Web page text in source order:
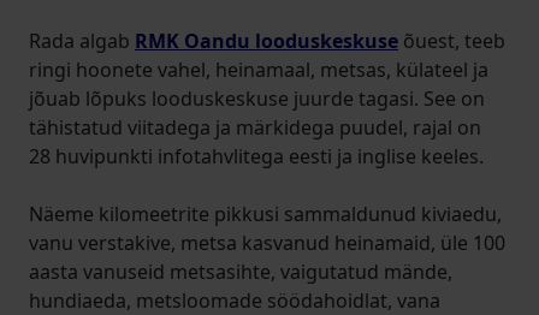
Rada algab RMK Oandu looduskeskuse õuest, teeb
ringi hoonete vahel, heinamaal, metsas, külateel ja
jõuab lõpuks looduskeskuse juurde tagasi. See on
tähistatud viitadega ja märkidega puudel, rajal on
28 huvipunkti infotahvlitega eesti ja inglise keeles.
Näeme kilomeetrite pikkusi sammaldunud kiviaedu,
vanu verstakive, metsa kasvanud heinamaid, üle 100
aasta vanuseid metsasihte, vaigutatud mände,
hundiaeda, metsloomade söödahoidlat, vana